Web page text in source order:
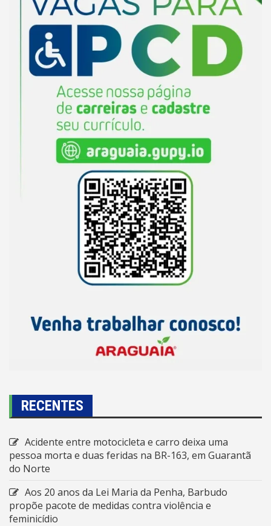
RECENTES
Acidente entre motocicleta e carro deixa uma
pessoa morta e duas feridas na BR-163, em Guarantã
do Norte
Aos 20 anos da Lei Maria da Penha, Barbudo
propõe pacote de medidas contra violência e
feminicídio